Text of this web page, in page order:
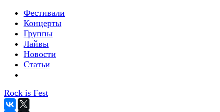
Фестивали
Концерты
Группы
Лайвы
Новости
Статьи
Rock is Fest